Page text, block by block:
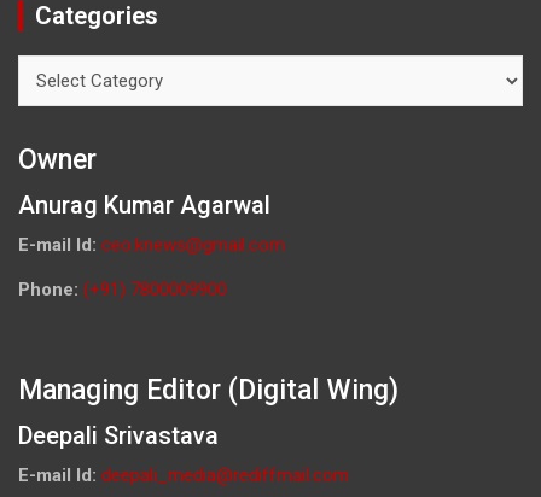
Categories
Owner
Anurag Kumar Agarwal
E-mail Id: ceo.knews@gmail.com
Phone: (+91) 7800009900
Managing Editor (Digital Wing)
Deepali Srivastava
E-mail Id: deepali_media@rediffmail.com